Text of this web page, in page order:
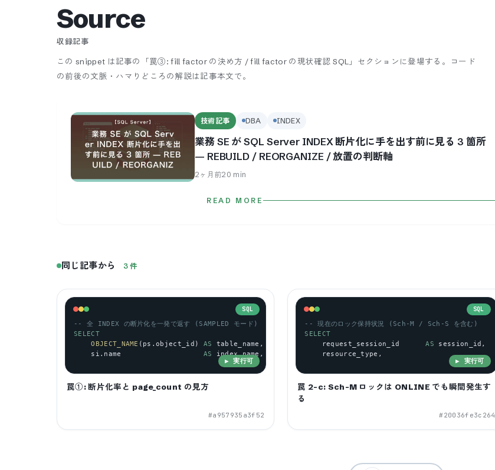
Source
収録記事
この snippet は記事の「罠③: fill factor の決め方 / fill factor の現状確認 SQL」セクションに登場する。
コード
の前後の文脈・ハマりどころの解説は記事本文で。
技術記事 DBA INDEX
業務 SE が SQL Server INDEX 断片化に手を出す前に見る 3 箇所
— REBUILD / REORGANIZE / 放置の判断軸
2ヶ月前20 min
READ MORE
同じ記事から 3 件
SQL
-- 全 INDEX の断片化を一発で返す (SAMPLED モード)
SELECT
OBJECT_NAME ( ps .object_id ) AS table_name ,
si . name AS index_name ,
▶ 実行可
罠①: 断片化率と page_count の見方
#a957935a3f52
SQL
-- 現在のロック保持状況 (Sch-M / Sch-S を含む)
SELECT
request_session_id
AS session_id ,
resource_type ,
▶ 実行可
罠 2-c: Sch-M ロックは ONLINE でも瞬間発生す
る
#20036fe3c264